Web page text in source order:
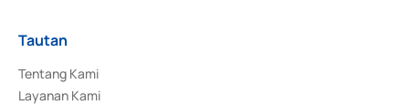
Tautan
Tentang Kami
Layanan Kami